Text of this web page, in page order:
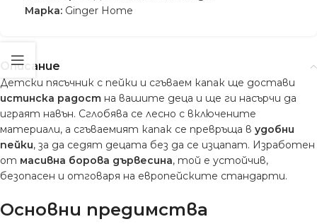
Марка: Ginger Home
Описание
Детски пясъчник с пейки и сгъваем капак ще достави
истинска радост на вашите деца и ще ги насърчи да
играят навън. Сглобява се лесно с включените
материали, а сгъваемият капак се превръща в удобни
пейки, за да седят децата без да се изцапат. Изработен
от масивна борова дървесина, той е устойчив,
безопасен и отговаря на европейските стандарти.
Основни предимства